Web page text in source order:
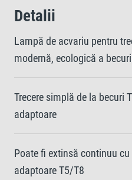
Detalii
Lampă de acvariu pentru
modernă, ecologică a
Trecere simplă de la becuri
adaptoare
Poate fi extinsă continuu
adaptoare T5/T8